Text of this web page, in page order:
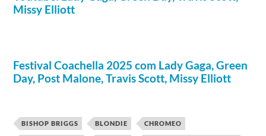
Missy Elliott
Festival Coachella 2025 com Lady Gaga, Green
Day, Post Malone, Travis Scott, Missy Elliott
BISHOP BRIGGS BLONDIE CHROMEO